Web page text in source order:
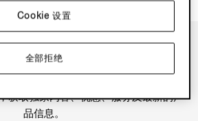
获取独家内容、优惠、服务及最新的产
品信息。
全部拒绝
Cookie 设置